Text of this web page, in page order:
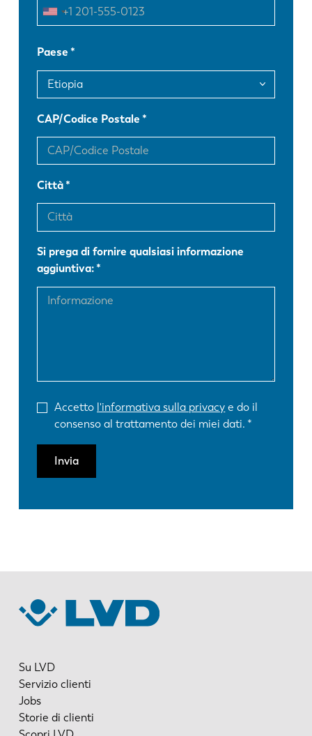
Paese
CAP/Codice Postale
Città
Si prega di fornire qualsiasi informazione
aggiuntiva:
Accetto l'informativa sulla privacy e do il
consenso al trattamento dei miei dati.
Invia
Su LVD
Servizio clienti
Jobs
Storie di clienti
DE
KO